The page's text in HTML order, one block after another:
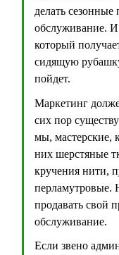
делать сезонные
обслуживание. И
который
сидящую
пойдет.
Маркетинг
сих пор
мы, мастерские,
них шерстяные
кручения нити,
перламутровые.
продавать свой
обслуживание.
Если звено